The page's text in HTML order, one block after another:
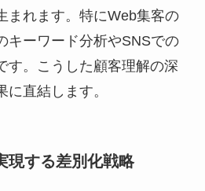
まれます。特にWeb集客の
キーワード分析やSNSでの
す。こうした顧客理解の深
直結します。
現する差別化戦略